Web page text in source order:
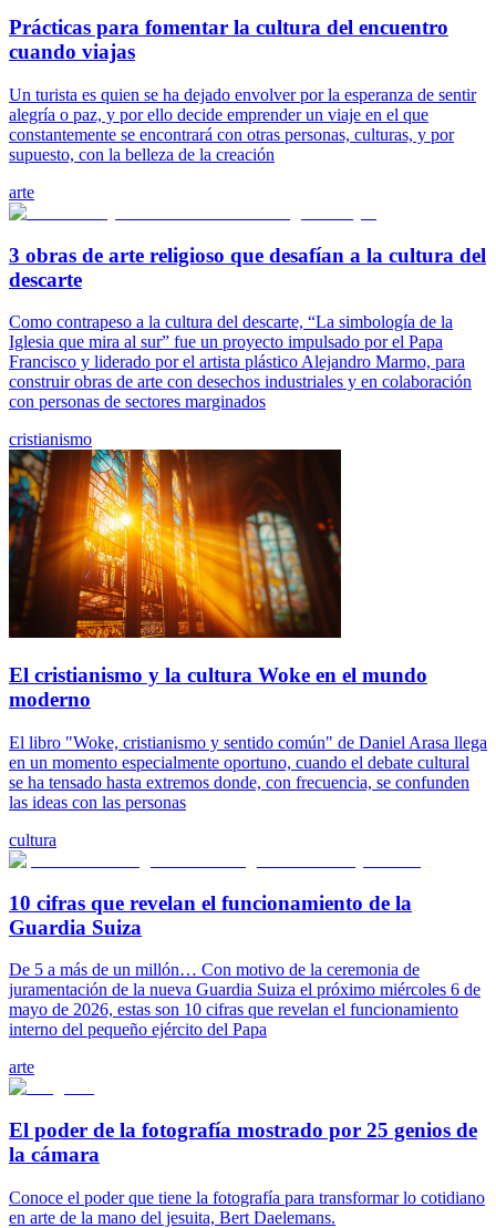
Prácticas para fomentar la cultura del encuentro
cuando viajas
Un turista es quien se ha dejado envolver por la esperanza de sentir
alegría o paz, y por ello decide emprender un viaje en el que
constantemente se encontrará con otras personas, culturas, y por
supuesto, con la belleza de la creación
arte
3 obras de arte religioso que desafían a la cultura del
descarte
Como contrapeso a la cultura del descarte, “La simbología de la
Iglesia que mira al sur” fue un proyecto impulsado por el Papa
Francisco y liderado por el artista plástico Alejandro Marmo, para
construir obras de arte con desechos industriales y en colaboración
con personas de sectores marginados
cristianismo
El cristianismo y la cultura Woke en el mundo
moderno
El libro "Woke, cristianismo y sentido común" de Daniel Arasa llega
en un momento especialmente oportuno, cuando el debate cultural
se ha tensado hasta extremos donde, con frecuencia, se confunden
las ideas con las personas
cultura
10 cifras que revelan el funcionamiento de la
Guardia Suiza
De 5 a más de un millón… Con motivo de la ceremonia de
juramentación de la nueva Guardia Suiza el próximo miércoles 6 de
mayo de 2026, estas son 10 cifras que revelan el funcionamiento
interno del pequeño ejército del Papa
arte
El poder de la fotografía mostrado por 25 genios de
la cámara
Conoce el poder que tiene la fotografía para transformar lo cotidiano
en arte de la mano del jesuita, Bert Daelemans.